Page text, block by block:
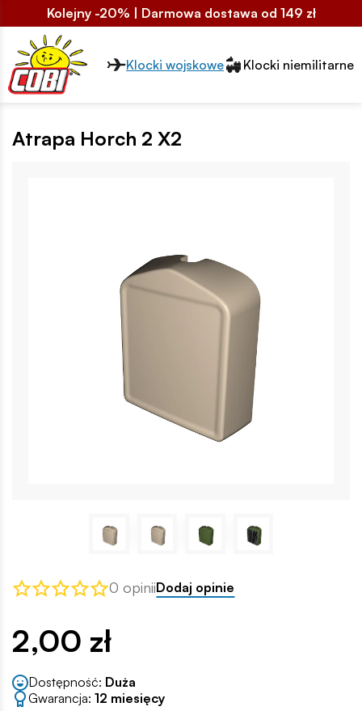
Kolejny -20% | Darmowa dostawa od 149 zł
Przełącznik segmentów2
Klocki wojskowe Klocki niemilitarne
Atrapa Horch 2 X2
0 opiniiDodaj opinie
2,00 zł
Dostępność: Duża
Gwarancja: 12 miesięcy